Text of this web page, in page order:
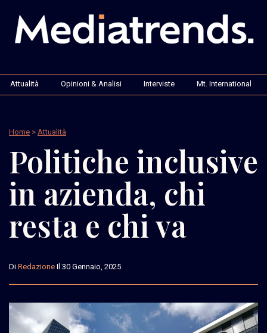
Attualità Opinioni & Analisi Interviste Mt. International
Home > Attualità
Politiche inclusive
in azienda, chi
resta e chi va
Di Redazione Il 30 Gennaio, 2025